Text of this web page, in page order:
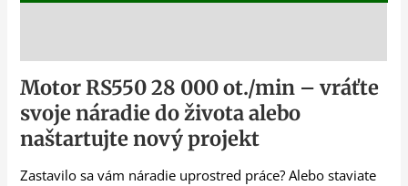
Motor RS550 28 000 ot./min – vráťte
svoje náradie do života alebo
naštartujte nový projekt
Zastavilo sa vám náradie uprostred práce? Alebo staviate